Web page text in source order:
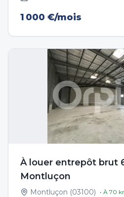
1 000 €/mois
À louer entrepôt brut
Montluçon
Montluçon (03100) • À 70